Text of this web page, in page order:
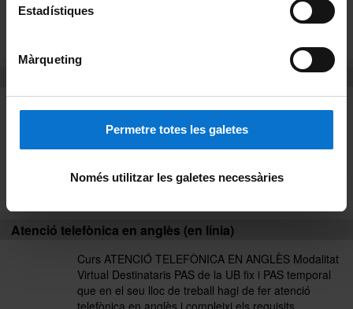
Estadístiques
Màrqueting
Permetre totes les galetes
Només utilitzar les galetes necessàries
Idiomes
Virtual Destinataris PAS de la UB fix i PAS temporal
que en el seu lloc de treball hagi de fer atenció
telefònica en anglès i compleixi els requisits
següents: - Que en el moment de l'inici del curs...
Atenció telefònica en anglès (en línia)
Curs ATENCIÓ TELEFÒNICA EN ANGLÈS Modalitat
Virtual Destinataris PAS de la UB fix i PAS temporal
que en el seu lloc de treball hagi de fer atenció
telefònica en anglès i compleixi els requisits